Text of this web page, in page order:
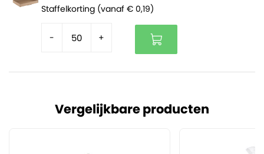
Staffelkorting (vanaf € 0,19)
- +
Vergelijkbare producten